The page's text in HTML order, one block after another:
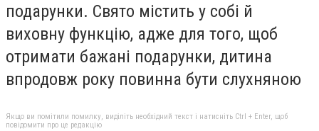
подарунки. Свято містить у собі й
виховну функцію, адже для того, щоб
отримати бажані подарунки, дитина
впродовж року повинна бути слухняною
Якщо ви помітили помилку, виділіть необхідний текст і натисніть Ctrl + Enter, щоб
повідомити про це редакцію